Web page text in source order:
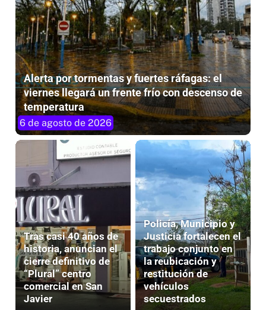
Alerta por tormentas y fuertes ráfagas: el
viernes llegará un frente frío con descenso de
temperatura
6 de agosto de 2026
Tras casi 40 años de
historia, anuncian el
cierre definitivo de
“Plural” centro
comercial en San
Javier
Policía, Municipio y
Justicia fortalecen el
trabajo conjunto en
la reubicación y
restitución de
vehículos
secuestrados